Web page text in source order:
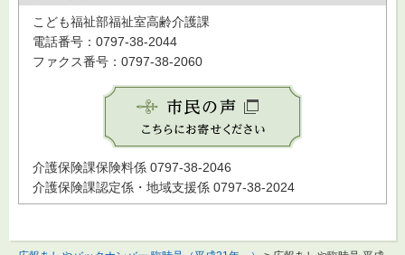
こども福祉部福祉室高齢介護課
電話番号：0797-38-2044
ファクス番号：0797-38-2060
介護保険課保険料係 0797-38-2046
介護保険課認定係・地域支援係 0797-38-2024